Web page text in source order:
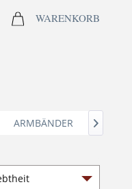
WARENKORB
ARMBÄNDER 